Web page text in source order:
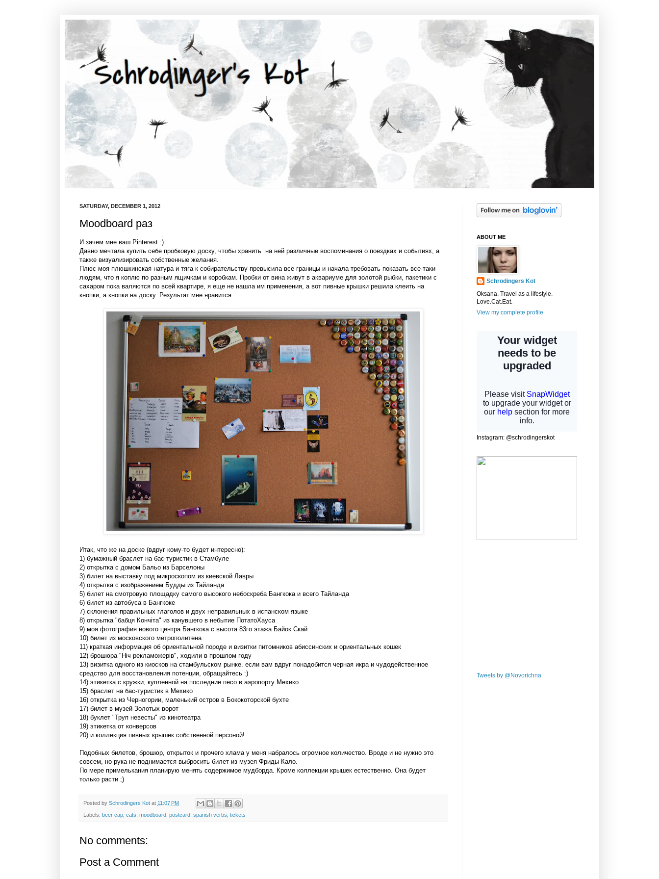
SATURDAY, DECEMBER 1, 2012
Moodboard раз
И зачем мне ваш Pinterest :)
Давно мечтала купить себе пробковую доску, чтобы хранить на ней различные воспоминания о поездках и событиях, а
также визуализировать собственные желания.
Плюс моя плюшкинская натура и тяга к собирательству превысила все границы и начала требовать показать все-таки
людям, что я коплю по разным ящичкам и коробкам. Пробки от вина живут в аквариуме для золотой рыбки, пакетики с
сахаром пока валяются по всей квартире, я еще не нашла им применения, а вот пивные крышки решила клеить на
кнопки, а кнопки на доску. Результат мне нравится.
Итак, что же на доске (вдруг кому-то будет интересно):
1) бумажный браслет на бас-туристик в Стамбуле
2) открытка с домом Бальо из Барселоны
3) билет на выставку под микроскопом из киевской Лавры
4) открытка с изображением Будды из Тайланда
5) билет на смотровую площадку самого высокого небоскреба Бангкока и всего Тайланда
6) билет из автобуса в Бангкоке
7) склонения правильных глаголов и двух неправильных в испанском языке
8) открытка "бабця Кончiта" из канувшего в небытие ПотатоХауса
9) моя фотография нового центра Бангкока с высота 83го этажа Байок Скай
10) билет из московского метрополитена
11) краткая информация об ориентальной породе и визитки питомников абиссинских и ориентальных кошек
12) брошюра "Нiч рекламожерiв", ходили в прошлом году
13) визитка одного из киосков на стамбульском рынке. если вам вдруг понадобится черная икра и чудодейственное
средство для восстановления потенции, обращайтесь :)
14) этикетка с кружки, купленной на последние песо в аэропорту Мехико
15) браслет на бас-туристик в Мехико
16) открытка из Черногории, маленький остров в Бококоторской бухте
17) билет в музей Золотых ворот
18) буклет "Труп невесты" из кинотеатра
19) этикетка от конверсов
20) и коллекция пивных крышек собственной персоной!
Подобных билетов, брошюр, открыток и прочего хлама у меня набралось огромное количество. Вроде и не нужно это
совсем, но рука не поднимается выбросить билет из музея Фриды Кало.
По мере примелькания планирую менять содержимое мудборда. Кроме коллекции крышек естественно. Она будет
только расти ;)
Posted by Schrodingers Kot at 11:07 PM
Labels: beer cap cats moodboard postcard spanish verbs tickets
No comments:
Post a Comment
ABOUT ME
Schrodingers Kot
Oksana. Travel as a lifestyle.
Love.Cat.Eat.
View my complete profile
Instagram: @schrodingerskot
Tweets by @Novorichna